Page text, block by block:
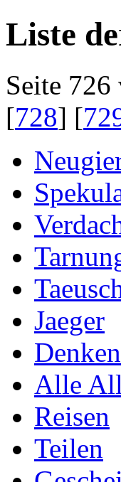
Liste
Seite
[728] [
Jaeger
Denken
Alle
Reisen
Teilen